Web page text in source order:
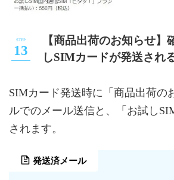
【商品出荷のお知らせ】
しSIMカードが発送され
SIMカード発送時に「商品出荷の
ルでのメール送信と、「お試し
されます。
発送済メール